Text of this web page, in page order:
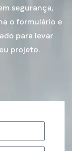
segurança,
o formulário e
para levar
projeto.